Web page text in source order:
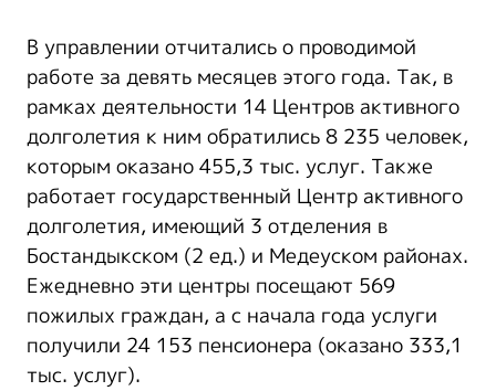
В управлении отчитались о проводимой
работе за девять месяцев этого года. Так, в
рамках деятельности 14 Центров активного
долголетия к ним обратились 8 235 человек,
которым оказано 455,3 тыс. услуг. Также
работает государственный Центр активного
долголетия, имеющий 3 отделения в
Бостандыкском (2 ед.) и Медеуском районах.
Ежедневно эти центры посещают 569
пожилых граждан, а с начала года услуги
получили 24 153 пенсионера (оказано 333,1
тыс. услуг).